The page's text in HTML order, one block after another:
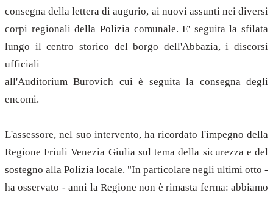
consegna della lettera di augurio, ai nuovi assunti nei diversi
corpi regionali della Polizia comunale. E' seguita la sfilata
lungo il centro storico del borgo dell'Abbazia, i discorsi
ufficiali
all'Auditorium Burovich cui è seguita la consegna degli
encomi.
L'assessore, nel suo intervento, ha ricordato l'impegno della
Regione Friuli Venezia Giulia sul tema della sicurezza e del
sostegno alla Polizia locale. "In particolare negli ultimi otto -
ha osservato - anni la Regione non è rimasta ferma: abbiamo